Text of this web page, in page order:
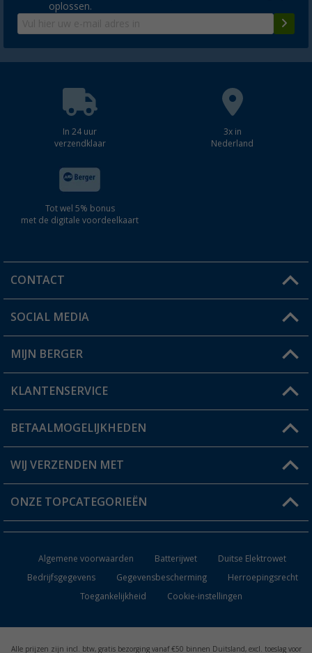
oplossen.
In 24 uur
verzendklaar
3x in
Nederland
Tot wel 5% bonus
met de digitale voordeelkaart
CONTACT
Een vraag?
Winkel vinden
SOCIAL MEDIA
MIJN BERGER
Mijn account
Status bestelling
Verlanglijstje
KLANTENSERVICE
FAQ & Contact
Verzendinformatie
Catalogus
BETAALMOGELIJKHEDEN
WIJ VERZENDEN MET
ONZE TOPCATEGORIEËN
Keukenaccessoires
Campingmeubilair
Campingtoiletten
Algemene voorwaarden Batterijwet
Duitse Elektrowet
Bedrijfsgegevens
Gegevensbescherming
Herroepingsrecht
Toegankelijkheid
Cookie-instellingen
Alle prijzen zijn incl. btw, gratis bezorging vanaf €50 binnen Duitsland, excl. toeslag voor